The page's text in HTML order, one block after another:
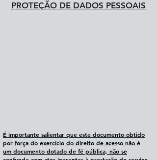
PROTEÇÃO DE DADOS PESSOAIS
É importante salientar que este documento obtido
por força do exercício do direito de acesso não é
um documento dotado de fé pública, não se